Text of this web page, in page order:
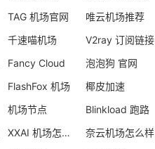
TAG 机场官网
唯云机场推荐
千速喵机场
V2ray 订阅链接
Fancy Cloud
泡泡狗 官网
FlashFox 机场
椰皮加速
机场节点
Blinkload 跑路
XXAI 机场怎么样
奈云机场怎么样